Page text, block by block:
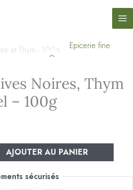
Epicerie fine
Noires, Thym
– 100g
AJOUTER AU PANIER
sécurisés